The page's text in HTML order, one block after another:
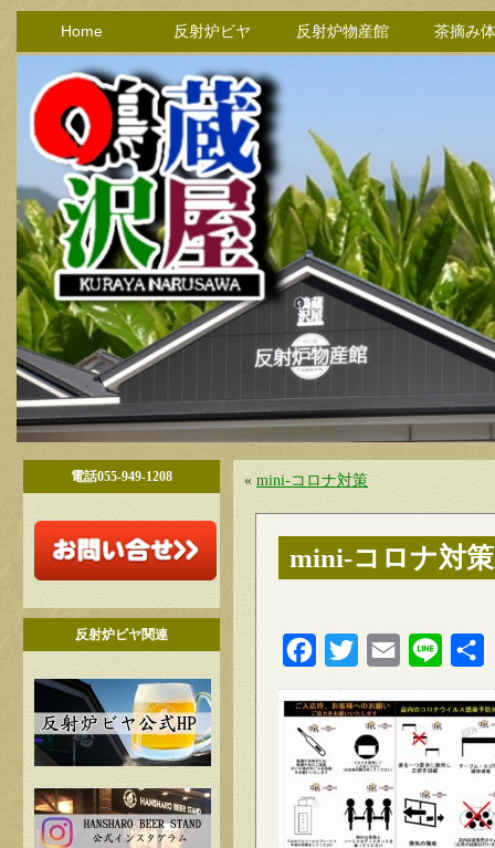
Home 反射炉ビヤ 反射炉物産館 茶摘み
電話055-949-1208
反射炉ビヤ関連
« mini-コロナ対策
mini-コロナ対策
FacebookTwitter Email Line